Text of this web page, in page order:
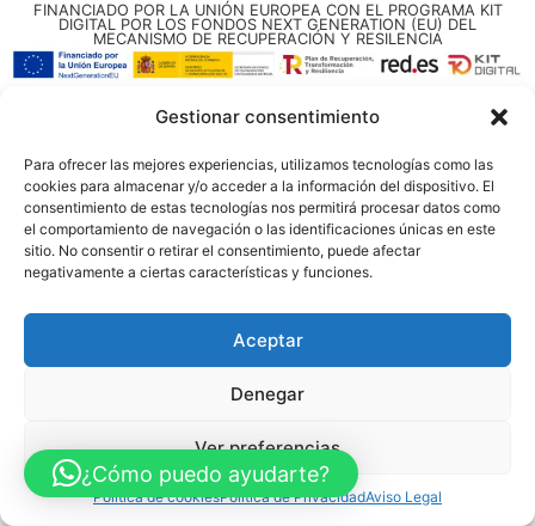
Gestionar consentimiento
Para ofrecer las mejores experiencias, utilizamos tecnologías como las
cookies para almacenar y/o acceder a la información del dispositivo. El
consentimiento de estas tecnologías nos permitirá procesar datos como
el comportamiento de navegación o las identificaciones únicas en este
sitio. No consentir o retirar el consentimiento, puede afectar
negativamente a ciertas características y funciones.
Aceptar
Denegar
Ver preferencias
Política de cookiesPolítica de PrivacidadAviso Legal
FINANCIADO POR LA UNIÓN EUROPEA CON EL PROGRAMA KIT
DIGITAL POR LOS FONDOS NEXT GENERATION (EU) DEL
MECANISMO DE RECUPERACIÓN Y RESILENCIA
¿Cómo puedo ayudarte?